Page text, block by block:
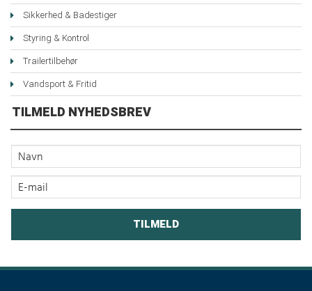
Sikkerhed & Badestiger
Styring & Kontrol
Trailertilbehør
Vandsport & Fritid
TILMELD NYHEDSBREV